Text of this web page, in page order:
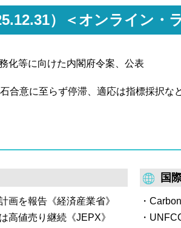
になるよう調整。足元の
負担の少ない水準。
証のあり方に関する
論をとりまとめた報告書案
には2029年3月期適用開始
等を決定事項として反
会を設置。脱炭素製品等の
度以降に脱炭素製品等の需
ズム
弊社
）＜オンライン・
化等に向けた内閣府令案、公表
合意に至らず停滞、適応は指標採択な
画を報告《経済産業省》
高値売り継続《JEPX》
国